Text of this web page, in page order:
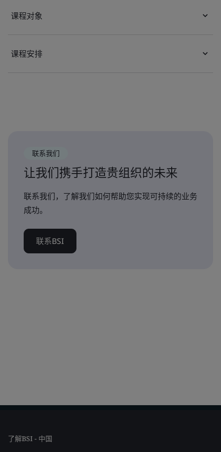
课程对象
课程安排
联系我们
让我们携手打造贵组织的未来
联系我们，了解我们如何帮助您实现可持续的业务
成功。
联系BSI
了解BSI - 中国